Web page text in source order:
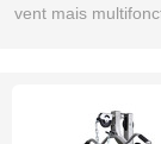
vent mais